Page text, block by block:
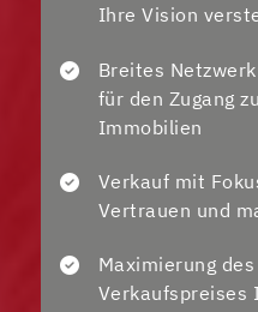
Ihre Vision
Breites
für den Zugang
Immobilien
Verkauf mit
Vertrauen und
Maximierung
Verkaufspreises